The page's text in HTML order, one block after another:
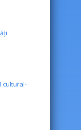
cultural-